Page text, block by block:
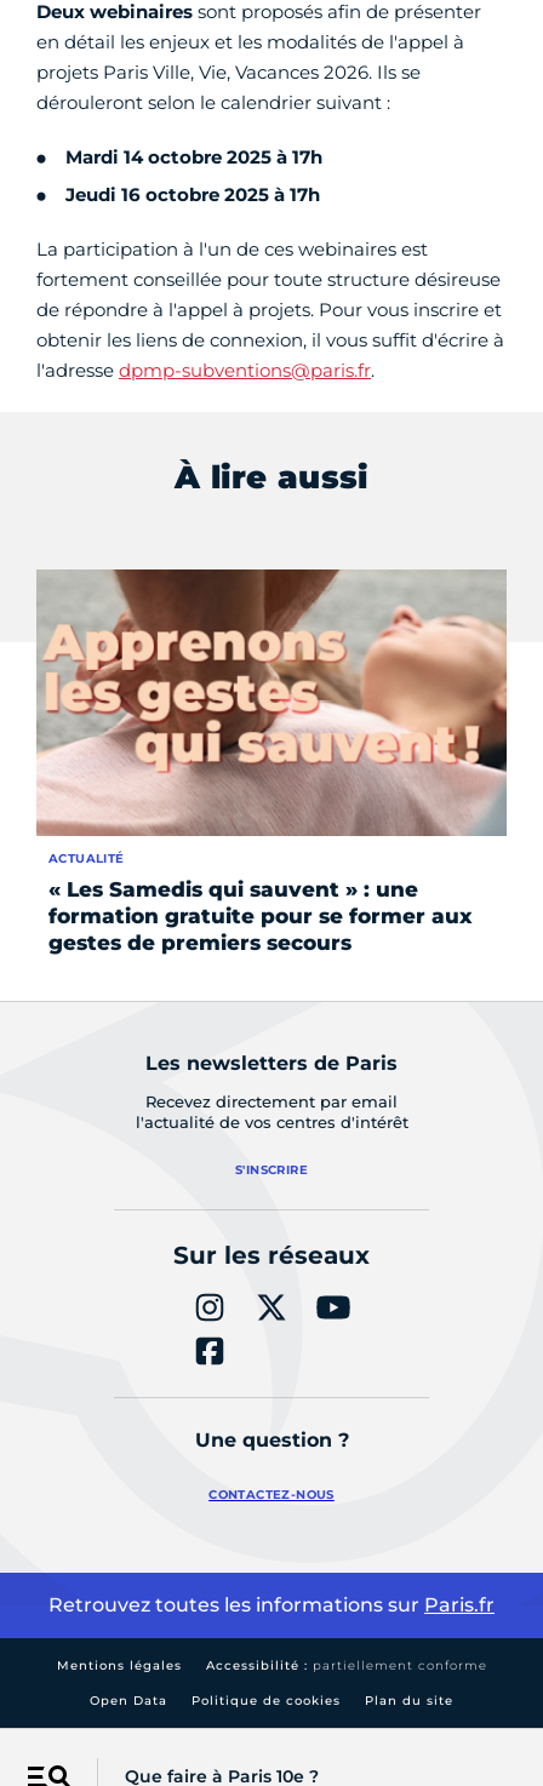
Que faire à Paris 10e ?
Deux webinaires sont proposés afin de présenter
en détail les enjeux et les modalités de l'appel à
projets Paris Ville, Vie, Vacances 2026. Ils se
dérouleront selon le calendrier suivant :
Mardi 14 octobre 2025 à 17h
Jeudi 16 octobre 2025 à 17h
La participation à l'un de ces webinaires est
fortement conseillée pour toute structure désireuse
de répondre à l'appel à projets. Pour vous inscrire et
obtenir les liens de connexion, il vous suffit d'écrire à
l'adresse dpmp-subventions@paris.fr.
À lire aussi
« Les Samedis qui sauvent » : une
formation gratuite pour se former aux
gestes de premiers secours
ACTUALITÉ
Les newsletters de Paris
Recevez directement par email
l'actualité de vos centres d'intérêt
S'INSCRIRE
Sur les réseaux
Une question ?
CONTACTEZ-NOUS
Retrouvez toutes les informations sur Paris.fr
Mentions légales Accessibilité : partiellement conforme
Open Data Politique de cookies Plan du site